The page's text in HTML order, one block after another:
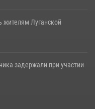
Луганской
задержали при участии